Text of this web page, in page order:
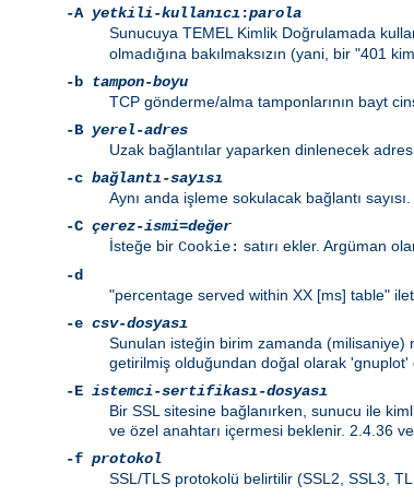
-A yetkili-kullanıcı:parola
Sunucuya TEMEL Kimlik Doğrulamada
olmadığına bakılmaksızın (yani, bir "401
-b tampon-boyu
TCP gönderme/alma tamponlarının bayt
-B yerel-adres
Uzak bağlantılar yaparken dinlenecek adres.
-c bağlantı-sayısı
Aynı anda işleme sokulacak bağlantı
-C çerez-ismi=değer
İsteğe bir Cookie: satırı ekler. Argüman
-d
"percentage served within XX [ms] table"
-e csv-dosyası
Sunulan isteğin birim zamanda (milisaniye)
getirilmiş olduğundan doğal olarak 'gnuplot'
-E istemci-sertifikası-dosyası
Bir SSL sitesine bağlanırken, sunucu ile
ve özel anahtarı içermesi beklenir. 2.4.36
-f protokol
SSL/TLS protokolü belirtilir (SSL2, SSL3,